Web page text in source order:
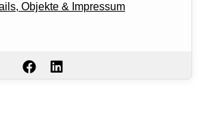
Objekte & Impressum